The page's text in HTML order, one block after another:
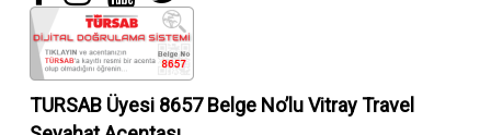
TURSAB Üyesi 8657 Belge No’luVitray Travel